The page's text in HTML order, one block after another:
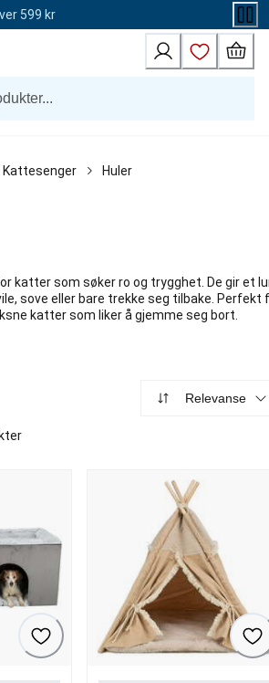
599 kr
Kattesenger Huler
katter som søker ro og trygghet. De gir et
sove eller bare trekke seg tilbake. Perfekt
katter som liker å gjemme seg bort.
Relevanse